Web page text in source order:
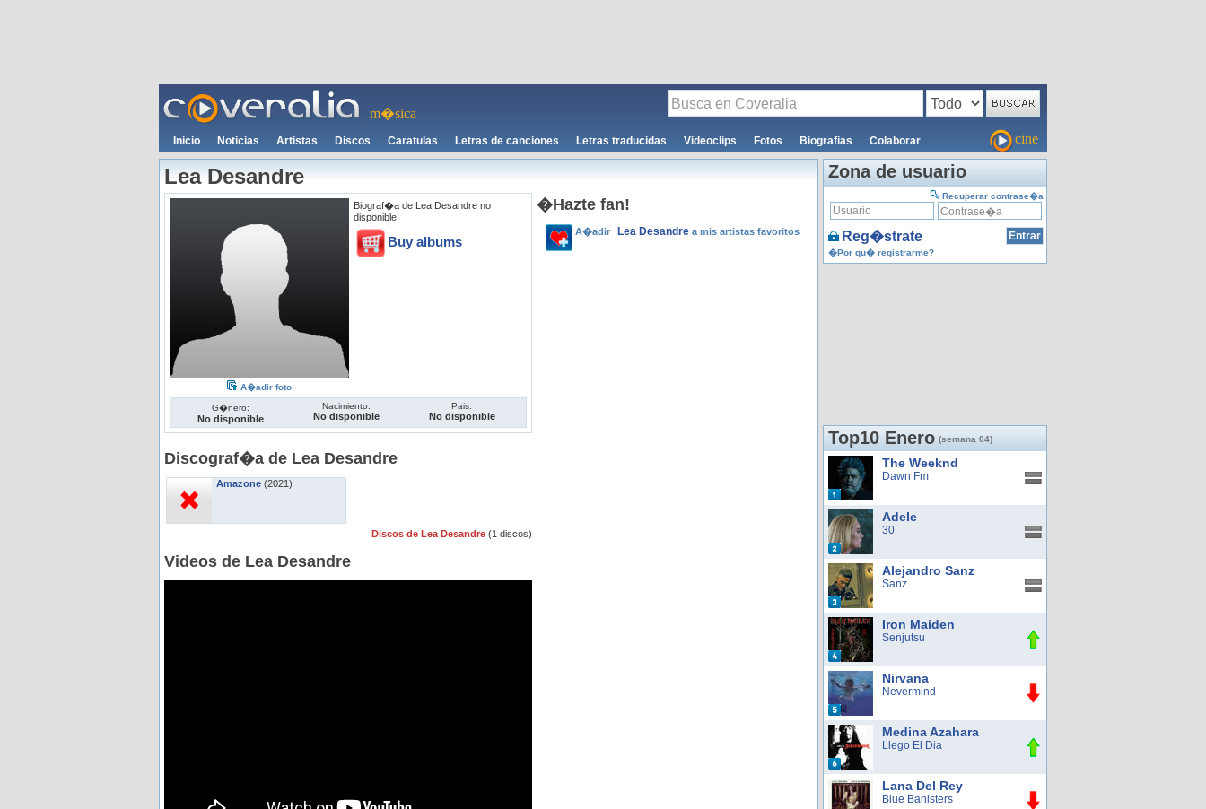
m�sica
Inicio Noticias Artistas Discos Caratulas Letras de canciones Letras traducidas Videoclips Fotos Biografias Colaborar cine
Lea Desandre
A�adir foto
Biograf�a de Lea Desandre no
disponible
Buy albums
G�nero:
No disponible
Nacimiento:
No disponible
Pais:
No disponible
Discograf�a de Lea Desandre
Amazone (2021)
Discos de Lea Desandre (1 discos)
Videos de Lea Desandre
�Hazte fan!
A�adir Lea Desandre a mis artistas favoritos
Zona de usuario
Recuperar contrase�a
Reg�strate
�Por qu� registrarme?
Top10 Enero (semana 04)
The Weeknd
Dawn Fm
Adele
30
Alejandro Sanz
Sanz
Iron Maiden
Senjutsu
Nirvana
Nevermind
Medina Azahara
Llego El Dia
Lana Del Rey
Blue Banisters